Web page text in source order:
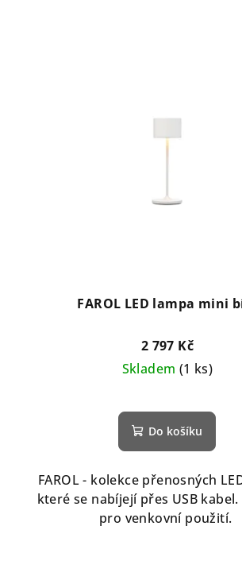
FAROL LED lampa mini
2 797 Kč
Skladem (1 ks)
Do košíku
FAROL - kolekce přenosných
které se nabíjejí přes USB
pro venkovní použití.